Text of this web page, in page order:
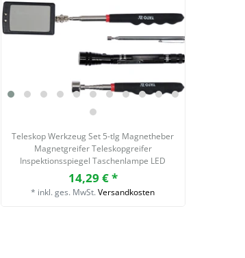
Teleskop Werkzeug Set 5-tlg Magnetheber
Magnetgreifer Teleskopgreifer
Inspektionsspiegel Taschenlampe LED
14,29 € *
* inkl. ges. MwSt. Versandkosten